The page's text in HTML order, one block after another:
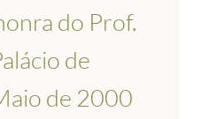
do Prof.
de
de 2000